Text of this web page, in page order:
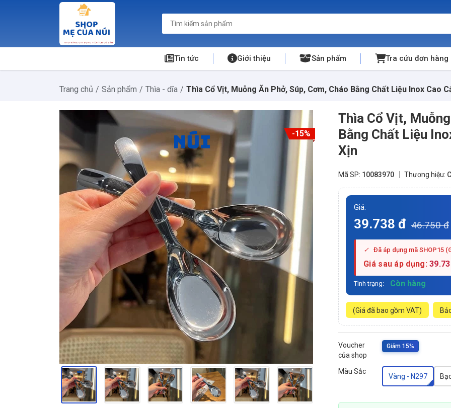
Tin tức Giới thiệu Sản phẩm Tra cứu đơn hàng
Trang chủ Sản phẩm Thìa - dĩa Thìa Cổ Vịt, Muỗng Ăn Phở, Súp, Cơm, Cháo Bằng Chất Liệu Inox Cao
-15%
Thìa Cổ Vịt,
Bằng Chất Liệu
Xịn
Mã SP: 10083970 Thương hiệu:
Giá:
39.738 đ 46.750 đ
✓ Đã áp dụng mã SHOP15
Giá sau áp dụng:
Tình trạng: Còn hàng
(Giá đã bao gồm VAT)
Voucher
của shop
Giảm 15%
Màu Sắc
Vàng - N297